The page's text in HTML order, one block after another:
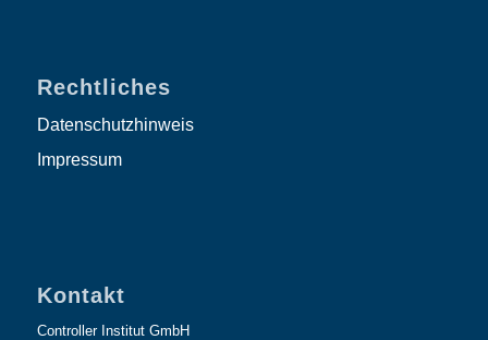
Rechtliches
Datenschutzhinweis
Impressum
Kontakt
Controller Institut GmbH